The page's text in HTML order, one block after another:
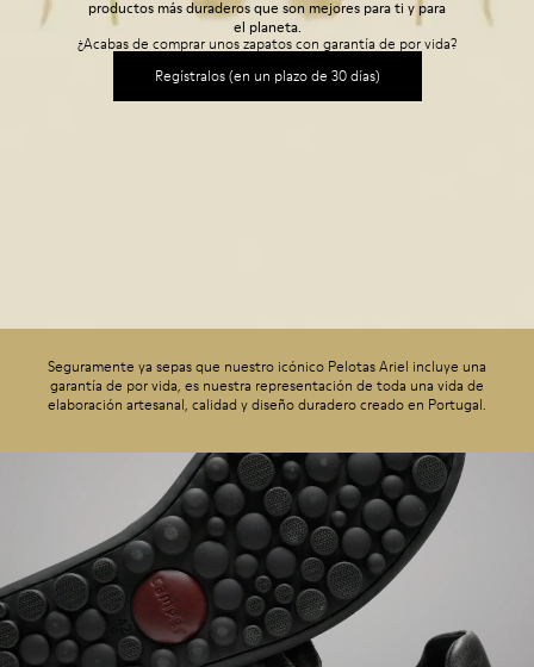
productos más duraderos que son mejores para ti y para
el planeta.
¿Acabas de comprar unos zapatos con garantía de por vida?
Regístralos (en un plazo de 30 días)
Seguramente ya sepas que nuestro icónico Pelotas Ariel incluye una
garantía de por vida, es nuestra representación de toda una vida de
elaboración artesanal, calidad y diseño duradero creado en Portugal.